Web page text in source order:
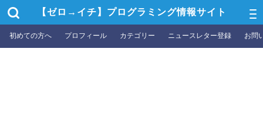
【ゼロ→イチ】プログラミング情報サイト
初めての方へ プロフィール カテゴリー ニュースレター登録 お問